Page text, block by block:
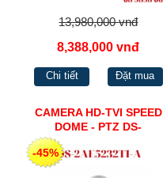
13,980,000 vnđ
8,388,000 vnđ
Chi tiết Đặt mua
CAMERA HD-TVI SPEED
DOME - PTZ DS-
-45%